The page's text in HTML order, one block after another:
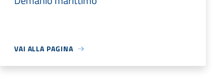
VAI ALLA PAGINA